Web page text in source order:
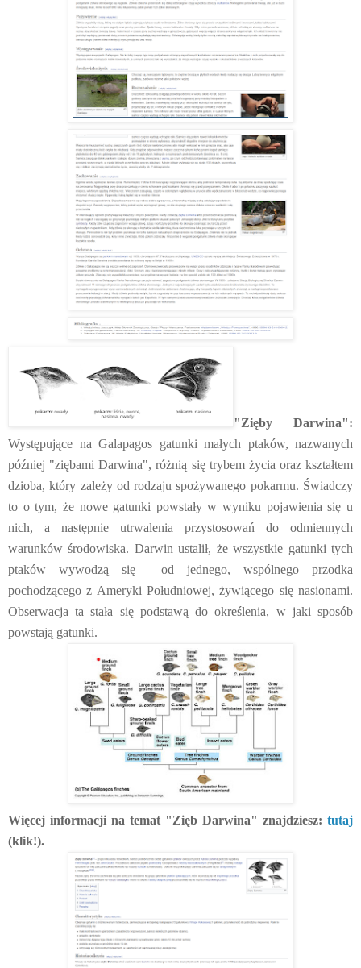
"Zięby Darwina":
Występujące na Galapagos gatunki małych ptaków, nazwanych
później "ziębami Darwina", różnią się trybem życia oraz kształtem
dzioba, który zależy od rodzaju spożywanego pokarmu. Świadczy
to o tym, że nowe gatunki powstały w wyniku pojawienia się u
nich, a następnie utrwalenia przystosowań do odmiennych
warunków środowiska. Darwin ustalił, że wszystkie gatunki tych
ptaków wywodzą się od jednego, wspólnego przodka
pochodzącego z Ameryki Południowej, żywiącego się nasionami.
Obserwacja ta stała się podstawą do określenia, w jaki sposób
powstają gatunki.
Więcej informacji na temat "Zięb Darwina" znajdziesz: tutaj
(klik!).